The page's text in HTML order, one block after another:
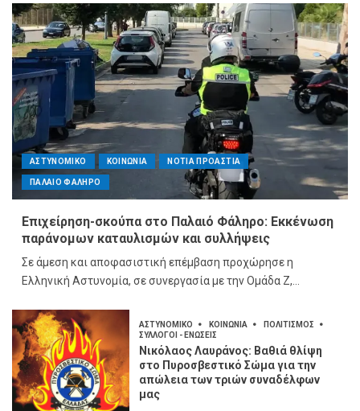
ΑΣΤΥΝΟΜΙΚΟ ΚΟΙΝΩΝΙΑ ΝΟΤΙΑ ΠΡΟΑΣΤΙΑ
ΠΑΛΑΙΟ ΦΑΛΗΡΟ
Επιχείρηση-σκούπα στο Παλαιό Φάληρο: Εκκένωση
παράνομων καταυλισμών και συλλήψεις
Σε άμεση και αποφασιστική επέμβαση προχώρησε η
Ελληνική Αστυνομία, σε συνεργασία με την Ομάδα Ζ,...
ΑΣΤΥΝΟΜΙΚΟ ΚΟΙΝΩΝΙΑ
ΠΟΛΙΤΙΣΜΟΣ
ΣΥΛΛΟΓΟΙ - ΕΝΩΣΕΙΣ
Νικόλαος Λαυράνος: Βαθιά θλίψη
στο Πυροσβεστικό Σώμα για την
απώλεια των τριών συναδέλφων
μας